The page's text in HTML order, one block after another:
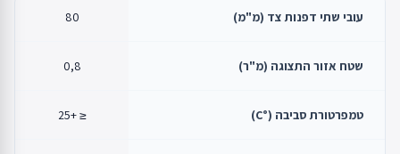
עובי שתי דפנות צד (מ"מ) 80
שטח אזור התצוגה (מ"ר) 0,8
טמפרטורת סביבה (°C) ≤ +25